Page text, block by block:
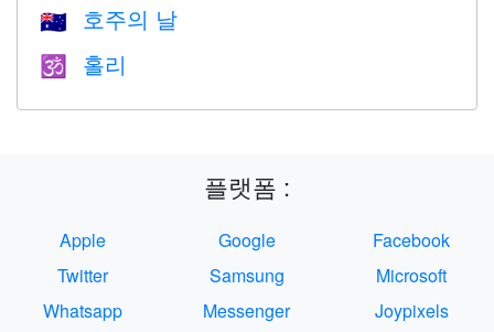
🇦🇺 호주의 날
🕉 홀리
플랫폼 :
Apple Google
Facebook
Twitter
Samsung
Microsoft
Whatsapp
Messenger
Joypixels